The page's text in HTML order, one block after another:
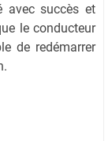
avec succès et
le conducteur
de redémarrer